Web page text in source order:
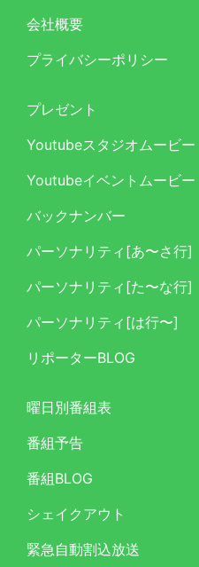
会社概要
プライバシーポリシー
プレゼント
Youtubeスタジオムービー
Youtubeイベントムービー
バックナンバー
パーソナリティ[あ〜さ行]
パーソナリティ[た〜な行]
パーソナリティ[は行〜]
リポーターBLOG
曜日別番組表
番組予告
番組BLOG
シェイクアウト
緊急自動割込放送